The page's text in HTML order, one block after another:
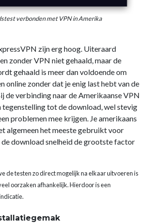
verbonden met VPN in Amerika
zijn erg hoog. Uiteraard
zonder VPN niet gehaald, maar de
gehaald is meer dan voldoende om
online zonder dat je enig last hebt van de
de verbinding naar de Amerikaanse VPN
tegenstelling tot de download, wel stevig
problemen mee krijgen. Je amerikaans
algemeen het meeste gebruikt voor
download snelheid de grootste factor
de testen zo direct mogelijk na elkaar uitvoeren is
oorzaken afhankelijk. Hierdoor is een